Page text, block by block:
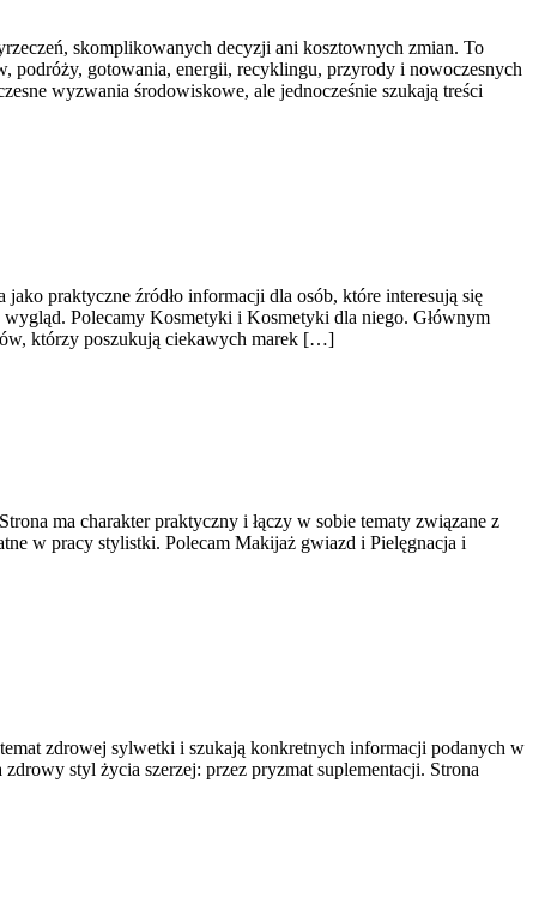
skomplikowanych decyzji ani kosztownych zmian. To
podróży, gotowania, energii, recyklingu, przyrody i nowoczesnych
wyzwania środowiskowe, ale jednocześnie szukają treści
praktyczne źródło informacji dla osób, które interesują się
Polecamy Kosmetyki i Kosmetyki dla niego. Głównym
którzy poszukują ciekawych marek […]
ma charakter praktyczny i łączy w sobie tematy związane z
w pracy stylistki. Polecam Makijaż gwiazd i Pielęgnacja i
zdrowej sylwetki i szukają konkretnych informacji podanych w
styl życia szerzej: przez pryzmat suplementacji. Strona